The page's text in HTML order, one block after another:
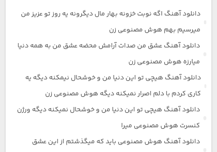
دانلود آهنگ اگه نوبت خزونه بهار مال دیگرونه یه روز تو عزیز من
میرسیم بهم هوش مصنوعی زن
دانلود آهنگ عشق من صدات آرامش محضه عشق من به همه دنیا
میارزه هوش مصنوعی زن
دانلود آهنگ هیچی تو این دنیا من و خوشحال نیمکنه دیگه یه
کاری کردم با دلم اصرار نمیکنه دیگه هوش مصنوعی زن
دانلود آهنگ هیچی تو این دنیا من و خوشحال نمیکنه دیگه ورژن
کنسرت هوش مصنوعی میرا
دانلود آهنگ هوش مصنوعی باید که میگذشتم از این عشق